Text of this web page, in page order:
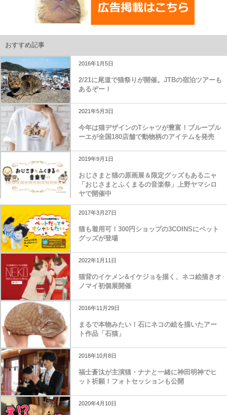
おすすめ記事
2016年1月5日
2/21に尾道で猫祭りが開催。JTBの宿泊ツアーも
あるぞー！
2021年5月3日
今年は猫デザインのTシャツが豊富！ブルーブル
ーエが全国180店舗で動物柄のアイテムを発売
2019年9月1日
おじさまと猫の原画展＆限定グッズもあるニャ
「おじさまとふくまるの音楽祭」上野ヤマシロ
ヤで開催中
2017年3月27日
猫も着用可！300円ショップの3COINSにペット
グッズが登場
2022年1月11日
猫背のイケメン&イケジョを描く、ネコ絵描きオ
ノマイ初個展開催
2016年11月29日
まるで本物みたい！石にネコの絵を描いたアー
ト作品「石猫」
2018年10月8日
福士蒼汰が主演猫・ナナと一緒に神田明神でヒ
ット祈願！フォトセッションも公開
2020年4月10日